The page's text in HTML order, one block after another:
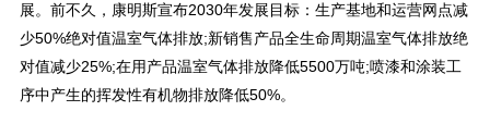
展。前不久，康明斯宣布2030年发展目标：生产基地和运营网点减
少50%绝对值温室气体排放;新销售产品全生命周期温室气体排放绝
对值减少25%;在用产品温室气体排放降低5500万吨;喷漆和涂装工
序中产生的挥发性有机物排放降低50%。